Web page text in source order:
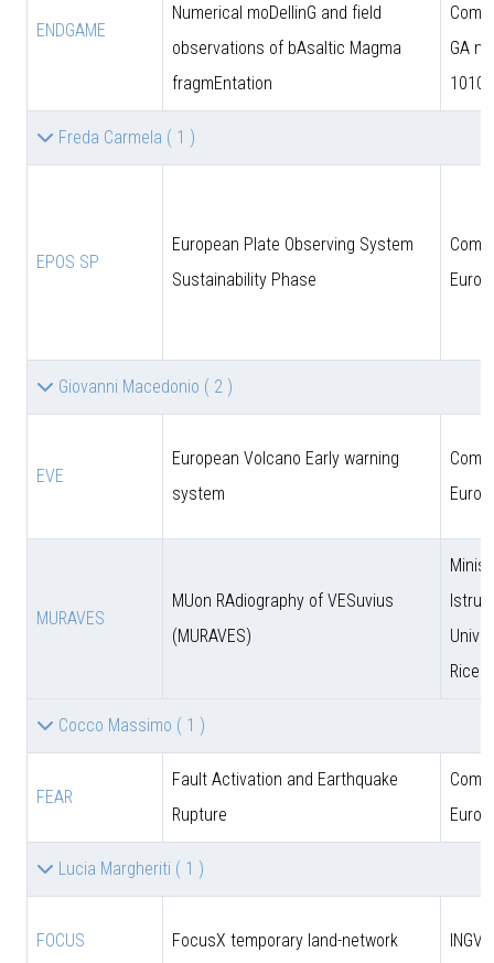
ENDGAME
Numerical moDellinG and field
observations of bAsaltic Magma
fragmEntation
GA n.
Freda Carmela ( 1 )
EPOS SP
European Plate Observing System
Sustainability Phase
Giovanni Macedonio ( 2 )
EVE
European Volcano Early warning
system
MURAVES
MUon RAdiography of VESuvius
(MURAVES)
Cocco Massimo ( 1 )
FEAR
Fault Activation and Earthquake
Rupture
Lucia Margheriti ( 1 )
FOCUS FocusX temporary land-network INGV